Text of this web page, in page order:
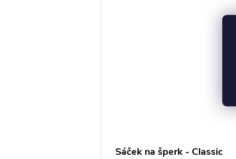
Sáček na šperk - Classic